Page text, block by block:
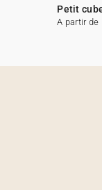
Petit
A partir de